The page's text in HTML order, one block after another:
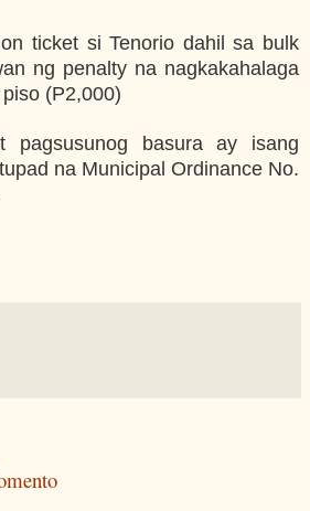
ticket si Tenorio dahil sa bulk
ng penalty na nagkakahalaga
(P2,000)
pagsusunog basura ay isang
na Municipal Ordinance No.